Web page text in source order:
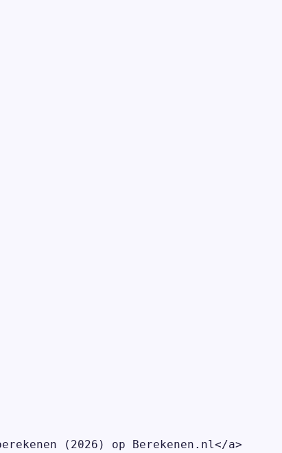
(2026) op Berekenen.nl</a>